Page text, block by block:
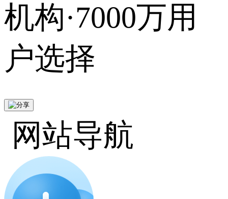
机构·7000万用
户选择
网站导航